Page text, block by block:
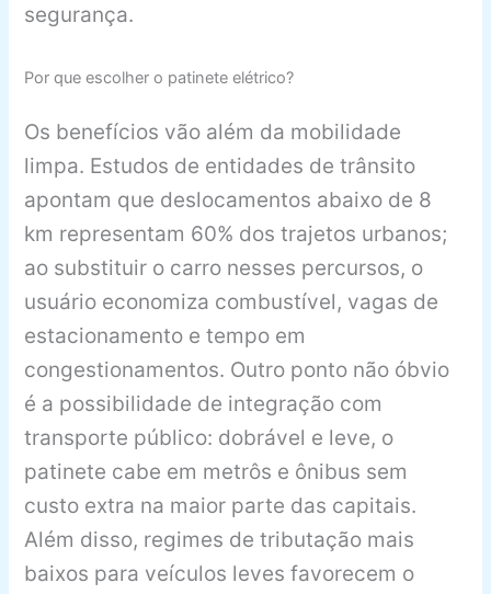
segurança.
Por que escolher o patinete elétrico?
Os benefícios vão além da mobilidade
limpa. Estudos de entidades de trânsito
apontam que deslocamentos abaixo de 8
km representam 60% dos trajetos urbanos;
ao substituir o carro nesses percursos, o
usuário economiza combustível, vagas de
estacionamento e tempo em
congestionamentos. Outro ponto não óbvio
é a possibilidade de integração com
transporte público: dobrável e leve, o
patinete cabe em metrôs e ônibus sem
custo extra na maior parte das capitais.
Além disso, regimes de tributação mais
baixos para veículos leves favorecem o